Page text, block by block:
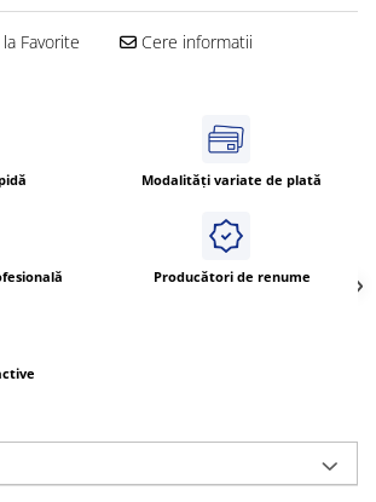
Favorite Cere informatii
Modalități variate de plată
Producători de renume